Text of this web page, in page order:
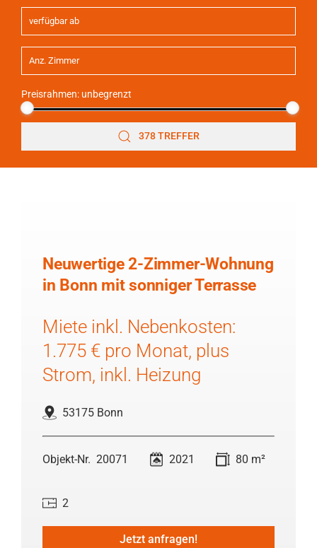
Preisrahmen: unbegrenzt
378 TREFFER
Neuwertige 2-Zimmer-Wohnung
in Bonn mit sonniger Terrasse
Miete inkl. Nebenkosten:
1.775 € pro Monat, plus
Strom, inkl. Heizung
53175 Bonn
20071 2021 80 m²
2
Jetzt anfragen!